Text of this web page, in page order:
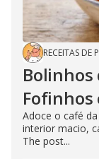
RECEITAS DE
Bolinhos
Fofinhos
Adoce o café
interior macio,
The post...